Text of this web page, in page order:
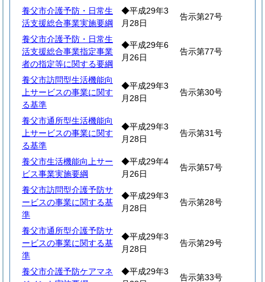
養父市介護予防・日常生
活支援総合事業実施要綱
◆平成29年3
月28日
告示第27号
養父市介護予防・日常生
活支援総合事業指定事業
者の指定等に関する要綱
◆平成29年6
月26日
告示第77号
養父市訪問型生活機能向
上サービスの事業に関す
る基準
◆平成29年3
月28日
告示第30号
養父市通所型生活機能向
上サービスの事業に関す
る基準
◆平成29年3
月28日
告示第31号
養父市生活機能向上サー
ビス事業実施要綱
◆平成29年4
月26日
告示第57号
養父市訪問型介護予防サ
ービスの事業に関する基
準
◆平成29年3
月28日
告示第28号
養父市通所型介護予防サ
ービスの事業に関する基
準
◆平成29年3
月28日
告示第29号
養父市介護予防ケアマネ
◆平成29年3
告示第33号